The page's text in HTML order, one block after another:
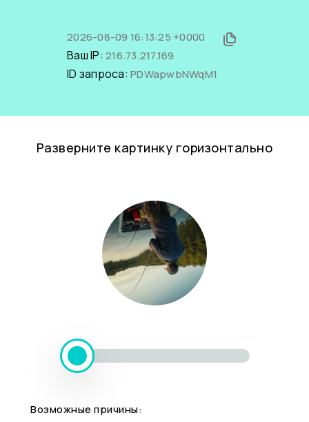
2026-08-09 16:13:25 +0000
Ваш IP: 216.73.217.169
ID запроса: PDWapwbNWqM1
Разверните картинку горизонтально
Возможные причины: